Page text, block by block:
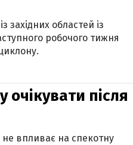
західних областей із
робочого тижня
очікувати після
не впливає на спекотну